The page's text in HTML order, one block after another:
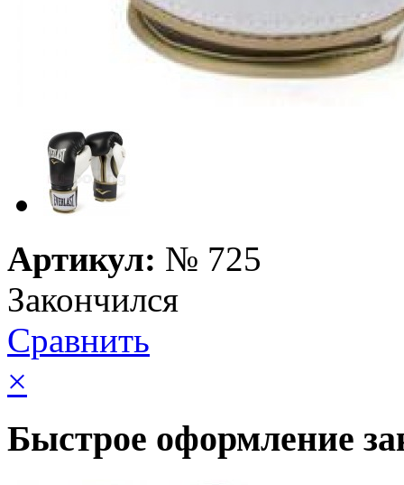
Артикул: № 725
Закончился
Сравнить
×
Быстрое оформление